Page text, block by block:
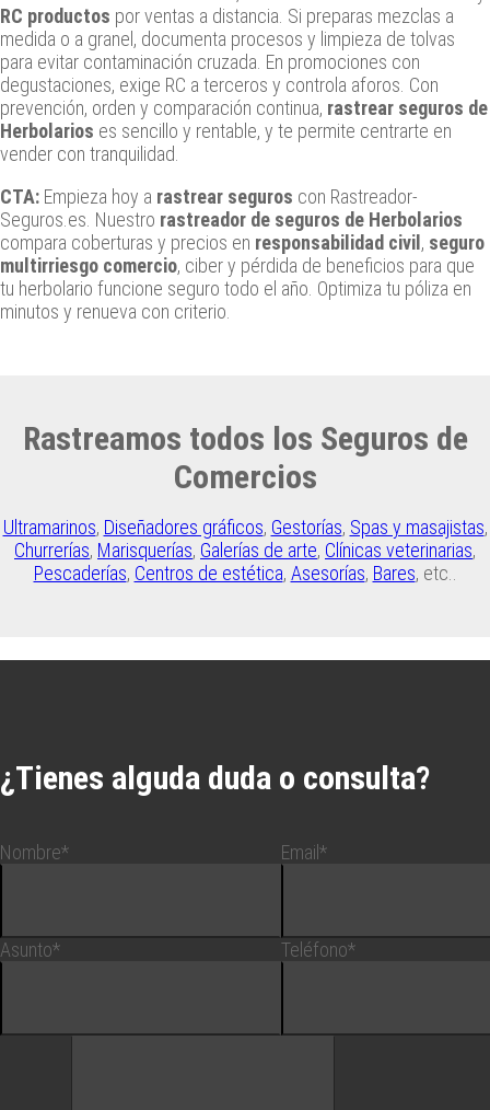
RC productos por ventas a distancia. Si preparas mezclas a
medida o a granel, documenta procesos y limpieza de tolvas
para evitar contaminación cruzada. En promociones con
degustaciones, exige RC a terceros y controla aforos. Con
prevención, orden y comparación continua, rastrear seguros de
Herbolarios es sencillo y rentable, y te permite centrarte en
vender con tranquilidad.
CTA: Empieza hoy a rastrear seguros con Rastreador-
Seguros.es. Nuestro rastreador de seguros de Herbolarios
compara coberturas y precios en responsabilidad civil , seguro
multirriesgo comercio, ciber y pérdida de beneficios para que
tu herbolario funcione seguro todo el año. Optimiza tu póliza en
minutos y renueva con criterio.
Rastreamos todos los Seguros de
Comercios
Ultramarinos, Diseñadores gráficos, Gestorías, Spas y masajistas,
Churrerías, Marisquerías, Galerías de arte, Clínicas veterinarias,
Pescaderías, Centros de estética, Asesorías, Bares, etc..
¿Tienes alguda duda o consulta?
Nombre*
Asunto*
Email*
Teléfono*